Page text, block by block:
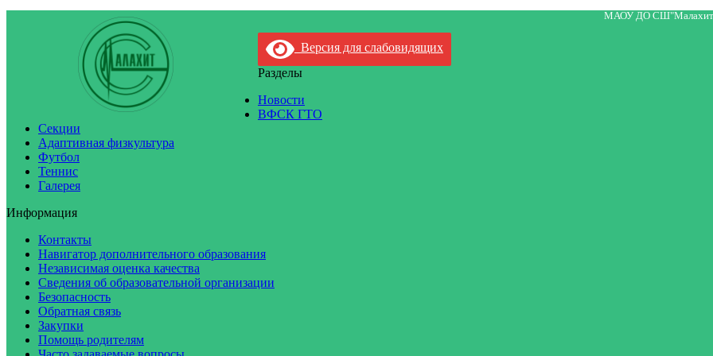
МАОУ ДО
Версия для слабовидящих
Разделы
Новости
ВФСК ГТО
Секции
Адаптивная физкультура
Футбол
Теннис
Галерея
Информация
Контакты
Навигатор дополнительного образования
Независимая оценка качества
Сведения об образовательной организации
Безопасность
Обратная связь
Закупки
Помощь родителям